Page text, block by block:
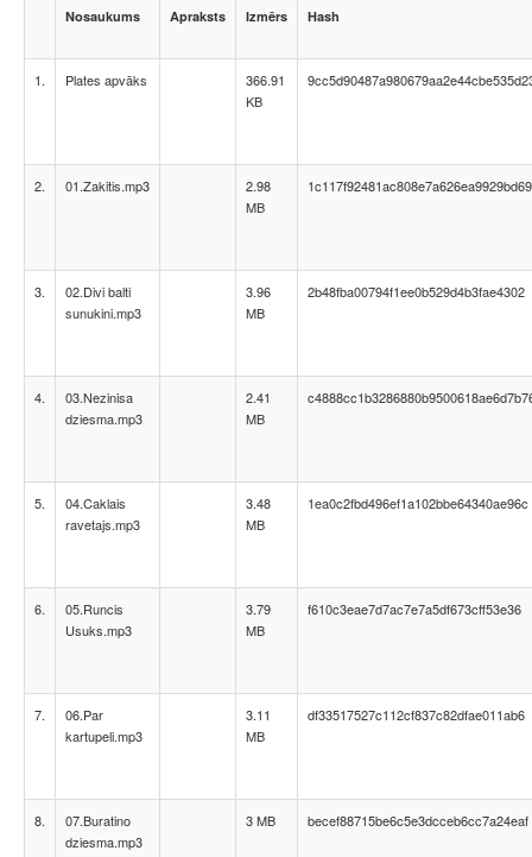
Nosaukums Apraksts Izmērs Hash
1. Plates apvāks
366.91
KB
2. 01.Zakitis.mp3
2.98
MB
1c117f92481ac808e7a626ea9929bd69
3.
02.Divi balti
sunukini.mp3
3.96
MB
2b48fba00794f1ee0b529d4b3fae4302
4.
03.Nezinisa
dziesma.mp3
2.41
MB
5.
04.Caklais
ravetajs.mp3
3.48
MB
1ea0c2fbd496ef1a102bbe64340ae96c
6.
05.Runcis
Usuks.mp3
3.79
MB
f610c3eae7d7ac7e7a5df673cff53e36
7.
06.Par
kartupeli.mp3
3.11
MB
df33517527c112cf837c82dfae011ab6
8.
07.Buratino
dziesma.mp3
3 MB becef88715be6c5e3dcceb6cc7a24eaf